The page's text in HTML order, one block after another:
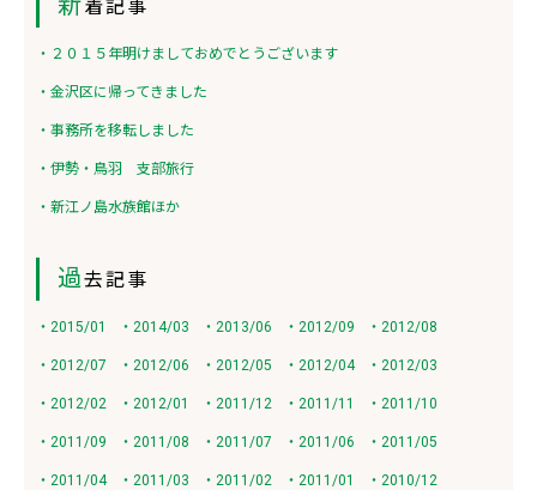
着記事
・２０１５年明けましておめでとうございます
・金沢区に帰ってきました
・事務所を移転しました
・伊勢・鳥羽 支部旅行
・新江ノ島水族館ほか
過去記事
・2015/01 ・2014/03 ・2013/06 ・2012/09 ・2012/08
・2012/07 ・2012/06 ・2012/05 ・2012/04 ・2012/03
・2012/02 ・2012/01 ・2011/12 ・2011/11 ・2011/10
・2011/09 ・2011/08 ・2011/07 ・2011/06 ・2011/05
・2011/04 ・2011/03 ・2011/02 ・2011/01 ・2010/12